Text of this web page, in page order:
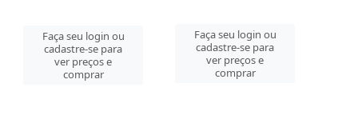
Faça seu login ou
cadastre-se para
ver preços e
comprar
Faça seu login ou
cadastre-se para
ver preços e
comprar